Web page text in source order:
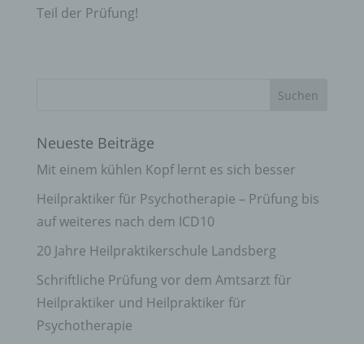
Teil der Prüfung!
Neueste Beiträge
Mit einem kühlen Kopf lernt es sich besser
Heilpraktiker für Psychotherapie – Prüfung bis
auf weiteres nach dem ICD10
20 Jahre Heilpraktikerschule Landsberg
Schriftliche Prüfung vor dem Amtsarzt für
Heilpraktiker und Heilpraktiker für
Psychotherapie